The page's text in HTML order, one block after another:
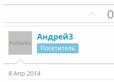
П
о
т
0
Андрей3
Посетитель
8 Апр 2014